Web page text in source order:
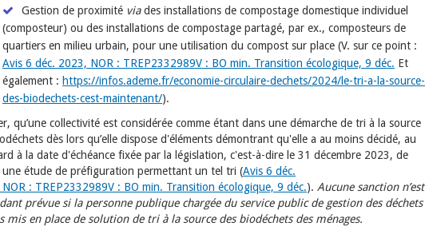
Gestion de proximité viades installations de compostage domestique individuel
(composteur) ou des installations de compostage partagé, par ex., composteurs de
quartiers en milieu urbain, pour une utilisation du compost sur place (V. sur ce point :
Avis 6 déc. 2023, NOR : TREP2332989V : BO min. Transition écologique, 9 déc. Et
également : https://infos.ademe.fr/economie-circulaire-dechets/2024/le-tri-a-la-source-
des-biodechets-cest-maintenant/).
qu’une collectivité est considérée comme étant dans une démarche de tri à la source
dès lors qu’elle dispose d'éléments démontrant qu'elle a au moins décidé, au
à la date d'échéance fixée par la législation, c'est-à-dire le 31 décembre 2023, de
une étude de préfiguration permettant un tel tri (Avis 6 déc.
: TREP2332989V : BO min. Transition écologique, 9 déc.). Aucune sanction n’est
prévue si la personne publique chargée du service public de gestion des déchets
mis en place de solution de tri à la source des biodéchets des ménages.